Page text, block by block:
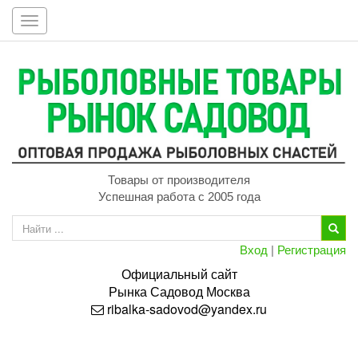
Toggle
navigation
Товары от производителя
Успешная работа с 2005 года
Вход | Регистрация
Официальный сайт
РынкаСадовод Москва
ribalka-sadovod@yandex.ru